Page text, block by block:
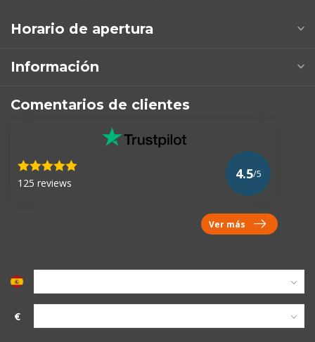
Horario de apertura
Información
Comentarios de clientes
125 reviews
4.5/5
Ver más
€